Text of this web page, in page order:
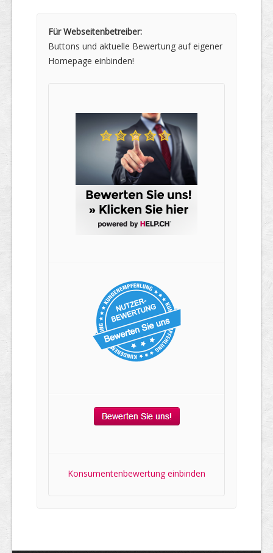
Für Webseitenbetreiber:
Buttons und aktuelle Bewertung auf eigener
Homepage einbinden!
Konsumentenbewertung einbinden